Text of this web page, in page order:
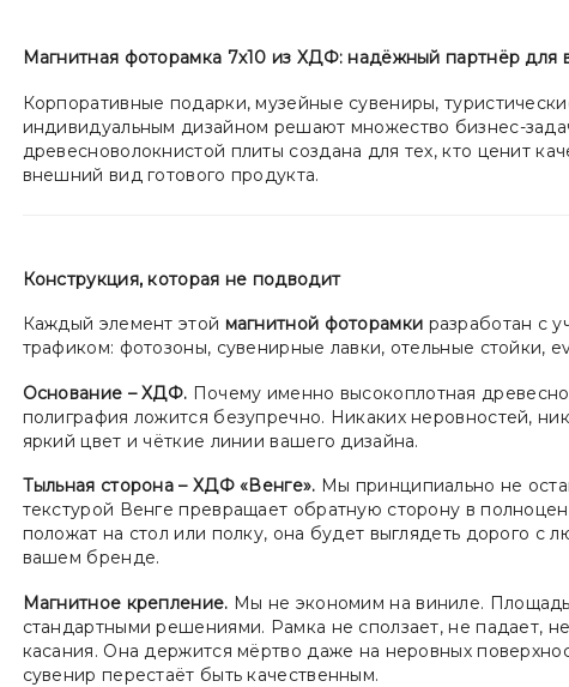
Магнитная фоторамка 7х10 из ХДФ: надёжный партнёр для
Корпоративные подарки, музейные сувениры,
индивидуальным дизайном решают множество бизнес-
древесноволокнистой плиты создана для тех, кто ценит
внешний вид готового продукта.
Конструкция, которая не подводит
Каждый элемент этой магнитной фоторамки разработан с
трафиком: фотозоны, сувенирные лавки, отельные стойки,
Основание – ХДФ. Почему именно высокоплотная
полиграфия ложится безупречно. Никаких неровностей,
яркий цвет и чёткие линии вашего дизайна.
Тыльная сторона – ХДФ «Венге». Мы принципиально не
текстурой Венге превращает обратную сторону в
положат на стол или полку, она будет выглядеть дорого с
вашем бренде.
Магнитное крепление. Мы не экономим на виниле. Площадь
стандартными решениями. Рамка не сползает, не падает,
касания. Она держится мёртво даже на неровных
сувенир перестаёт быть качественным.